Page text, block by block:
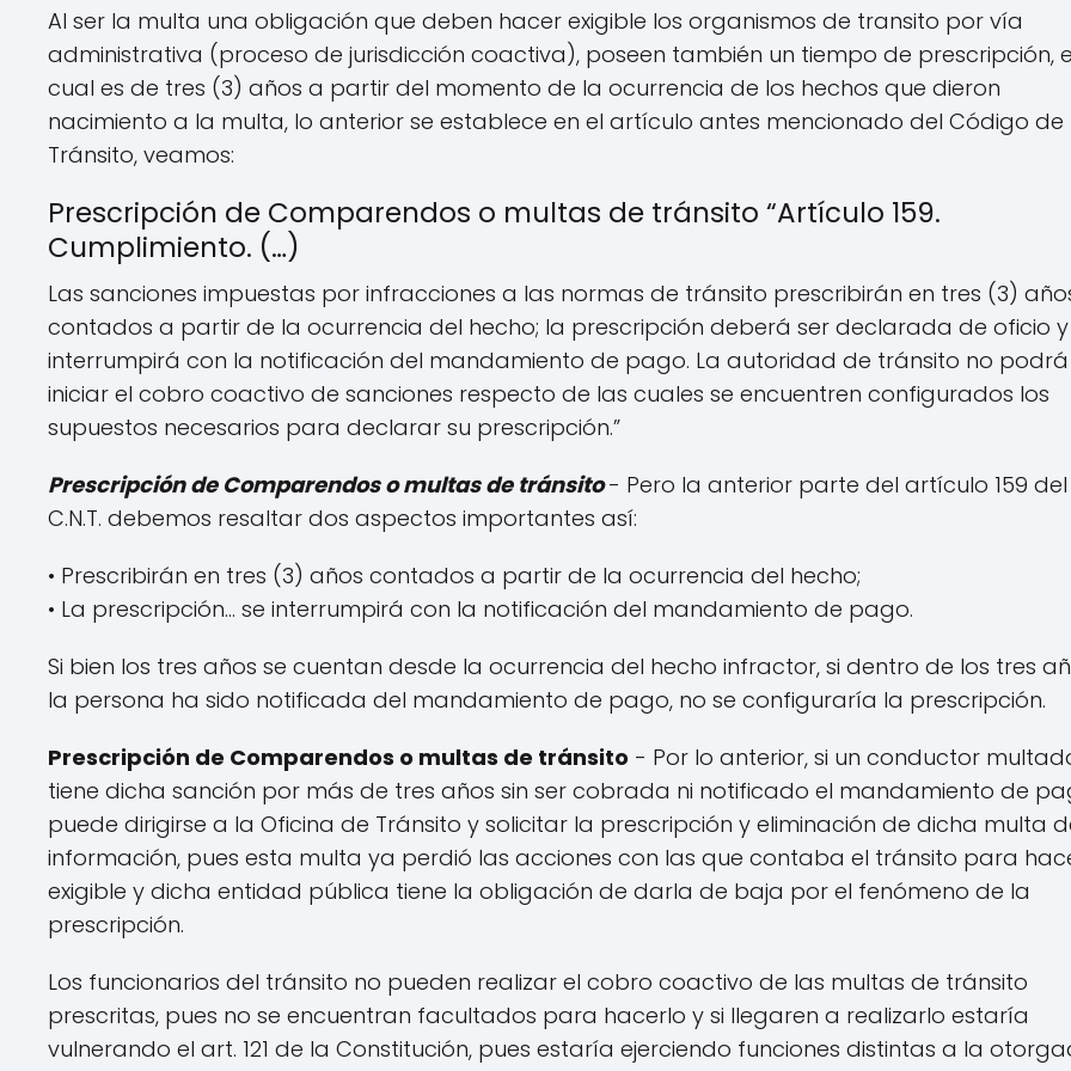
Al ser la multa una obligación que deben hacer exigible los organismos de transito por vía
administrativa (proceso de jurisdicción coactiva), poseen también un tiempo de prescripción,
cual es de tres (3) años a partir del momento de la ocurrencia de los hechos que dieron
nacimiento a la multa, lo anterior se establece en el artículo antes mencionado del Código de
Tránsito, veamos:
Prescripción de Comparendos o multas de tránsito “Artículo 159.
Cumplimiento. (…)
Las sanciones impuestas por infracciones a las normas de tránsito prescribirán en tres (3)
contados a partir de la ocurrencia del hecho; la prescripción deberá ser declarada de oficio y
interrumpirá con la notificación del mandamiento de pago. La autoridad de tránsito no podrá
iniciar el cobro coactivo de sanciones respecto de las cuales se encuentren configurados los
supuestos necesarios para declarar su prescripción.”
Prescripción de Comparendos o multas de tránsito - Pero la anterior parte del artículo 159 del
C.N.T. debemos resaltar dos aspectos importantes así:
• Prescribirán en tres (3) años contados a partir de la ocurrencia del hecho;
• La prescripción… se interrumpirá con la notificación del mandamiento de pago.
Si bien los tres años se cuentan desde la ocurrencia del hecho infractor, si dentro de los tres
la persona ha sido notificada del mandamiento de pago, no se configuraría la prescripción.
Prescripción de Comparendos o multas de tránsito - Por lo anterior, si un conductor
tiene dicha sanción por más de tres años sin ser cobrada ni notificado el mandamiento de
puede dirigirse a la Oficina de Tránsito y solicitar la prescripción y eliminación de dicha multa
información, pues esta multa ya perdió las acciones con las que contaba el tránsito para
exigible y dicha entidad pública tiene la obligación de darla de baja por el fenómeno de la
prescripción.
Los funcionarios del tránsito no pueden realizar el cobro coactivo de las multas de tránsito
prescritas, pues no se encuentran facultados para hacerlo y si llegaren a realizarlo estaría
vulnerando el art. 121 de la Constitución, pues estaría ejerciendo funciones distintas a la